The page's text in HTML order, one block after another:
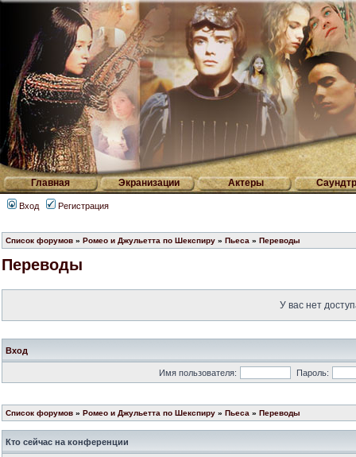
Главная Экранизации Актеры
Вход Регистрация
Список форумов » Ромео и Джульетта по Шекспиру » Пьеса » Переводы
Переводы
У вас нет
Вход
Имя пользователя: Пароль:
Список форумов » Ромео и Джульетта по Шекспиру » Пьеса » Переводы
Кто сейчас на конференции